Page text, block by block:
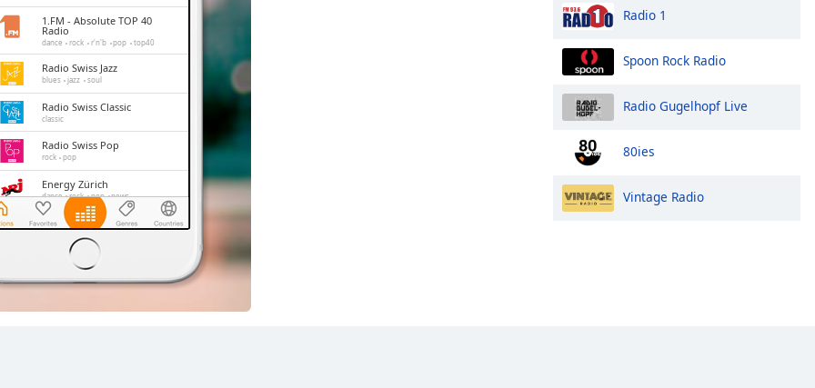
1.FM - Absolute TOP 40
Radio
dance rock r'n'b pop top40
Radio Swiss Jazz
blues jazz soul
Radio Swiss Classic
classic
Radio Swiss Pop
rock pop
Energy Zürich
dance rock pop news
SRF 3 Radio
Radio Melody
oldies
Radio 1
Spoon Rock Radio
Radio Gugelhopf Live
80ies
Vintage Radio